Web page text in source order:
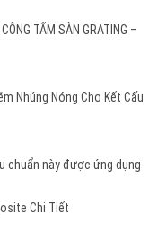
TẤM SÀN GRATING –
Nhúng Nóng Cho Kết Cấu
chuẩn này được ứng dụng
Chi Tiết